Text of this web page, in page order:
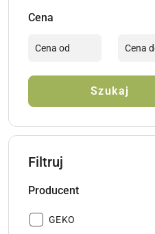
Cena
Szukaj
Filtruj
Producent
Producent:
GEKO